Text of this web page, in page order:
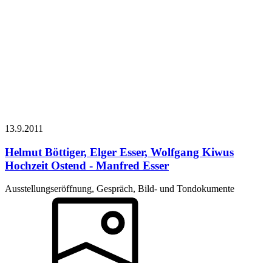
13.9.2011
Helmut Böttiger, Elger Esser, Wolfgang Kiwus
Hochzeit Ostend - Manfred Esser
Ausstellungseröffnung, Gespräch, Bild- und Tondokumente